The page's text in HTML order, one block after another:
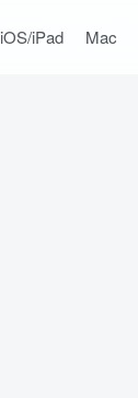
iOS/iPad Mac